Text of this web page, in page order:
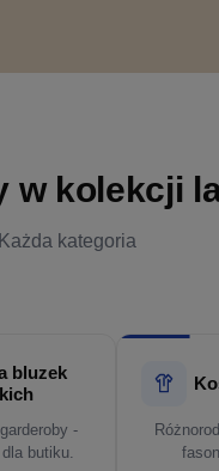
w kolekcji
kategoria
bluzek
-
butiku.